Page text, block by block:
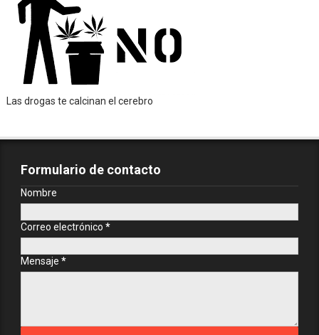
Las drogas te calcinan el cerebro
Formulario de contacto
Nombre
Correo electrónico *
Mensaje *